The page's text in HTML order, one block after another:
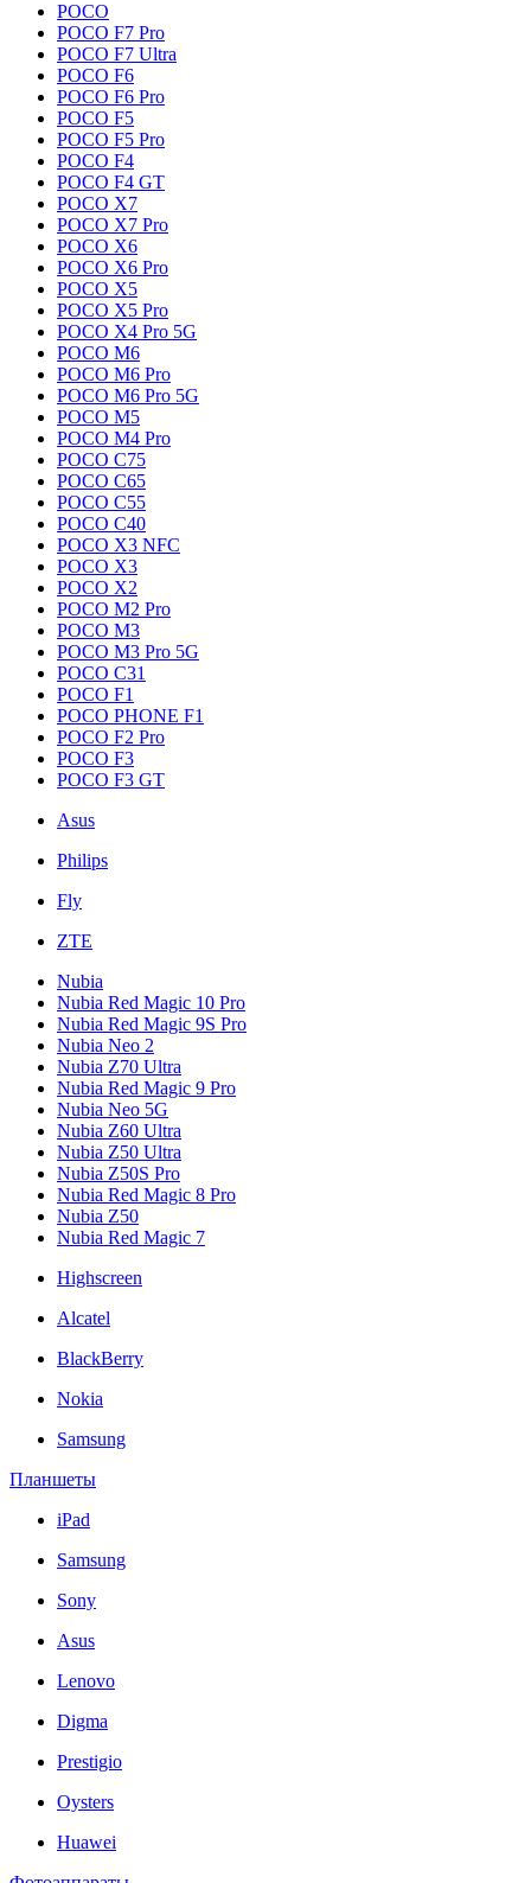
POCO
POCO F7 Pro
POCO F7 Ultra
POCO F6
POCO F6 Pro
POCO F5
POCO F5 Pro
POCO F4
POCO F4 GT
POCO X7
POCO X7 Pro
POCO X6
POCO X6 Pro
POCO X5
POCO X5 Pro
POCO X4 Pro 5G
POCO M6
POCO M6 Pro
POCO M6 Pro 5G
POCO M5
POCO M4 Pro
POCO C75
POCO C65
POCO C55
POCO C40
POCO X3 NFC
POCO X3
POCO X2
POCO M2 Pro
POCO M3
POCO M3 Pro 5G
POCO C31
POCO F1
POCO PHONE F1
POCO F2 Pro
POCO F3
POCO F3 GT
Asus
Philips
Fly
ZTE
Nubia
Nubia Red Magic 10 Pro
Nubia Red Magic 9S Pro
Nubia Neo 2
Nubia Z70 Ultra
Nubia Red Magic 9 Pro
Nubia Neo 5G
Nubia Z60 Ultra
Nubia Z50 Ultra
Nubia Z50S Pro
Nubia Red Magic 8 Pro
Nubia Z50
Nubia Red Magic 7
Highscreen
Alcatel
BlackBerry
Nokia
Samsung
Планшеты
iPad
Samsung
Sony
Asus
Lenovo
Digma
Prestigio
Oysters
Huawei